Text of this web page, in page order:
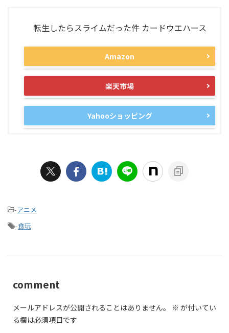
転生したらスライムだった件 カードウエハース
Amazon
楽天市場
Yahooショッピング
-アニメ
-食玩
comment
メールアドレスが公開されることはありません。 ※ が付いてい
る欄は必須項目です